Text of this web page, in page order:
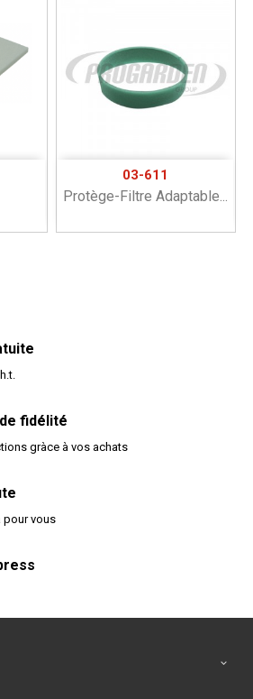
03-611
Protège-Filtre Adaptable...
fidélité
gràce à vos achats
pour vous
